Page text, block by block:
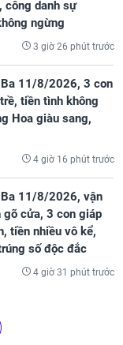
công danh sự
ngừng
3 giờ 26 phút trước
11/8/2026, 3 con
tiền tình không
Hoa giàu sang,
4 giờ 16 phút trước
11/8/2026, vận
cửa, 3 con giáp
tiền nhiều vô kể,
số độc đắc
4 giờ 31 phút trước